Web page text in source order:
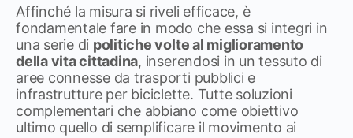
Affinché la misura si riveli efficace, è
fondamentale fare in modo che essa si integri in
una serie di politiche volte al miglioramento
della vita cittadina, inserendosi in un tessuto di
aree connesse da trasporti pubblici e
infrastrutture per biciclette. Tutte soluzioni
complementari che abbiano come obiettivo
ultimo quello di semplificare il movimento ai